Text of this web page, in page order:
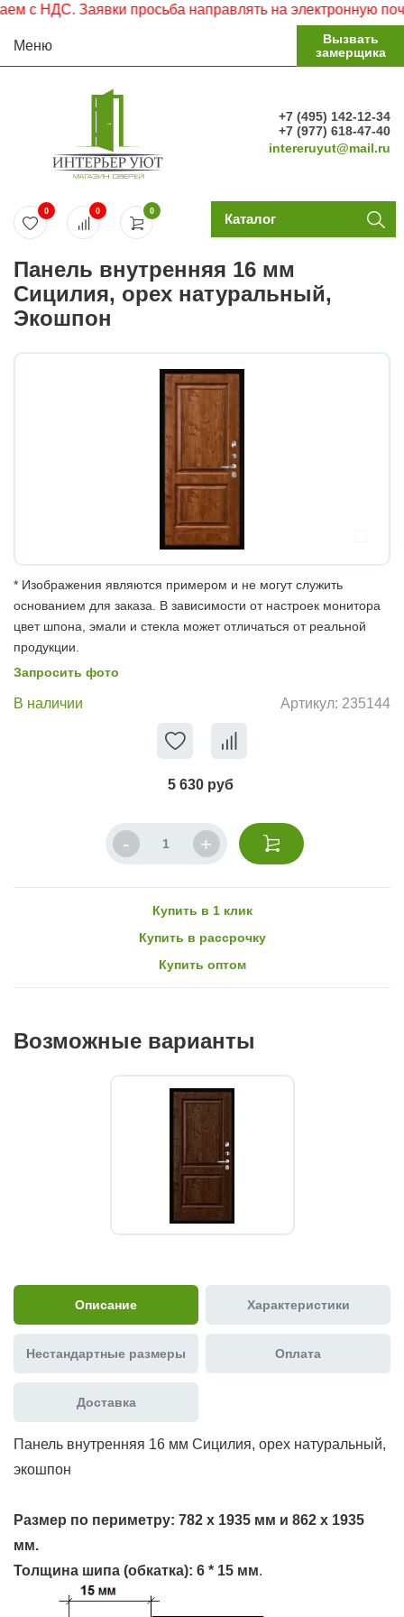
НДС. Заявки просьба направлять на электронную почту.
Меню
Вызвать
замерщика
+7 (495) 142-12-34
+7 (977) 618-47-40
intereruyut@mail.ru
0
0 0 Каталог
Панель внутренняя 16 мм
Сицилия, орех натуральный,
Экошпон
* Изображения являются примером и не могут служить
основанием для заказа. В зависимости от настроек монитора
цвет шпона, эмали и стекла может отличаться от реальной
продукции.
Запросить фото
В наличии Артикул: 235144
5 630 руб
Купить в 1 клик
Купить в рассрочку
Купить оптом
Возможные варианты
Описание Характеристики
Нестандартные размеры Оплата
Доставка
Панель внутренняя 16 мм Сицилия, орех натуральный,
экошпон
Размер по периметру: 782 х 1935 мм и 862 х 1935
мм.
Толщина шипа (обкатка): 6 * 15 мм.